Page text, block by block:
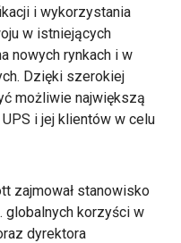
i wykorzystania
w istniejących
nowych rynkach i w
Dzięki szerokiej
możliwie największą
i jej klientów w celu
zajmował stanowisko
korzyści w
dyrektora